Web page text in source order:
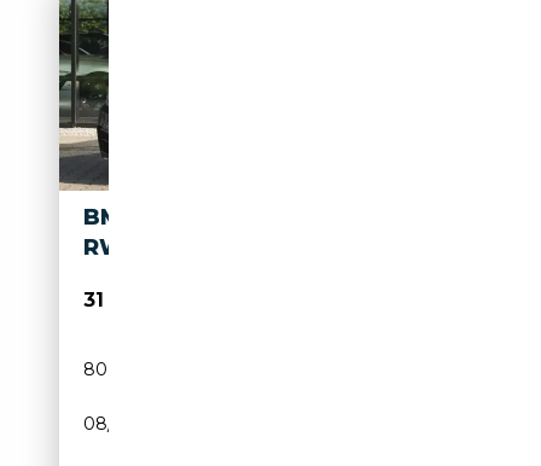
BMW M235I CABRIO AUT. Â
RWD, H/K, DAB ETC
31 950€
80 955 km
08/2015